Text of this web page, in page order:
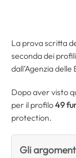
La prova scritta
seconda dei
dall’Agenzia delle
Dopo aver visto
per il profilo49
protection.
Gli